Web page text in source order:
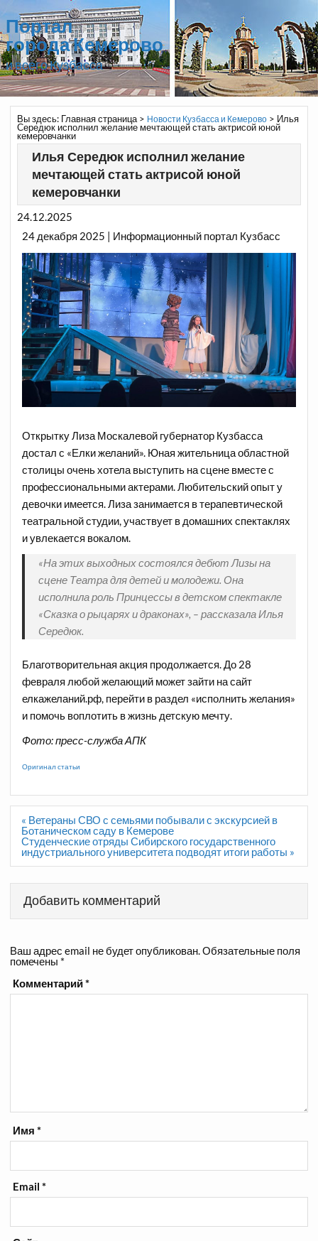
Портал
города Кемерово
и всего Кузбасса
Вы здесь: Главная страница> Новости Кузбасса и Кемерово> Илья
Середюк исполнил желание мечтающей стать актрисой юной
кемеровчанки
Илья Середюк исполнил желание
мечтающей стать актрисой юной
кемеровчанки
24.12.2025
24 декабря 2025 | Информационный портал Кузбасс
Открытку Лиза Москалевой губернатор Кузбасса
достал с «Елки желаний». Юная жительница областной
столицы очень хотела выступить на сцене вместе с
профессиональными актерами. Любительский опыт у
девочки имеется. Лиза занимается в терапевтической
театральной студии, участвует в домашних спектаклях
и увлекается вокалом.
«На этих выходных состоялся дебют Лизы на
сцене Театра для детей и молодежи. Она
исполнила роль Принцессы в детском спектакле
«Сказка о рыцарях и драконах», – рассказала Илья
Середюк.
Благотворительная акция продолжается. До 28
февраля любой желающий может зайти на сайт
елкажеланий.рф , перейти в раздел «исполнить желания»
и помочь воплотить в жизнь детскую мечту.
Фото: пресс-служба АПК
Оригинал статьи
Навигация
по
записям
« Ветераны СВО с семьями побывали с экскурсией в
Ботаническом саду в Кемерове
Студенческие отряды Сибирского государственного
индустриального университета подводят итоги работы »
Добавить комментарий
Ваш адрес email не будет опубликован.Обязательные поля
помечены *
Комментарий*
Имя*
Email*